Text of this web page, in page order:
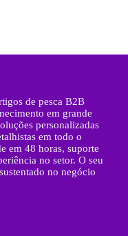
de pesca B2B
em grande
personalizadas
em todo o
em 48 horas, suporte
no setor. O seu
no negócio